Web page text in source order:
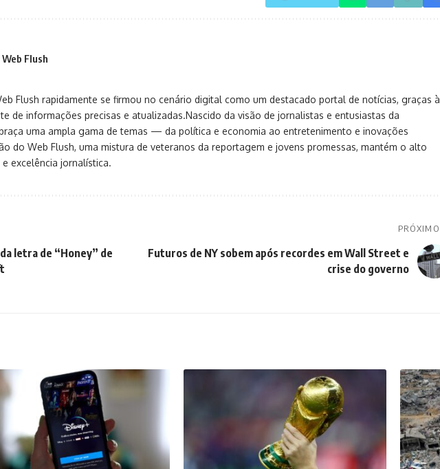
Flush
Flush rapidamente se firmou no cenário digital como um destacado portal de notícias, graças à
de informações precisas e atualizadas.Nascido da visão de jornalistas e entusiastas da
uma ampla gama de temas — da política e economia ao entretenimento e inovações
do Web Flush, uma mistura de veteranos da reportagem e jovens promessas, mantém o alto
excelência jornalística.
letra de “Honey” de
PRÓXIMO
Futuros de NY sobem após recordes em Wall Street e
crise do governo